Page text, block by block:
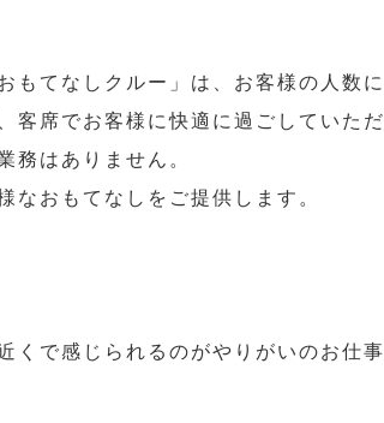
もてなしクルー」は、お客様の人数に
客席でお客様に快適に過ごしていただ
務はありません。
なおもてなしをご提供します。
くで感じられるのがやりがいのお仕事